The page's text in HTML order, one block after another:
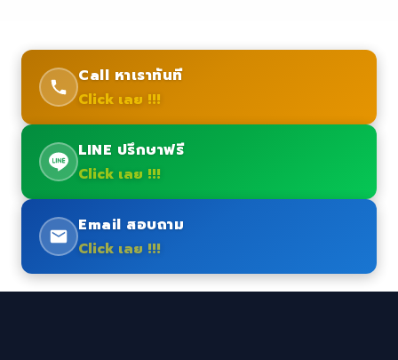
Call หาเราทันที
Click เลย !!!
LINE ปรึกษาฟรี
Click เลย !!!
Email สอบถาม
Click เลย !!!